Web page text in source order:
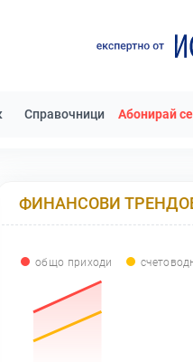
Справочници Абонирай се
ФИНАНСОВИ
общо приходи